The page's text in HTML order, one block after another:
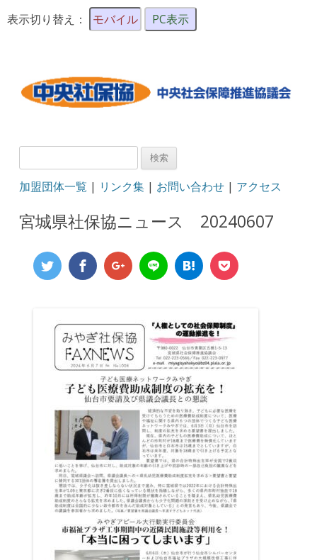
表示切り替え： モバイル PC表示
検
加盟団体一覧 | リンク集 | お問い合わせ | アクセス
宮城県社保協ニュース 20240607